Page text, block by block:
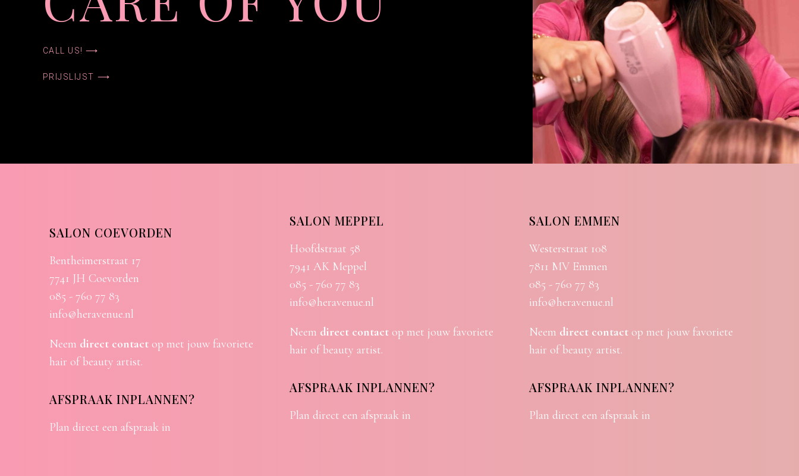
CALL US! ⟶
PRIJSLIJST ⟶
SALON COEVORDEN
Bentheimerstraat 17
7741 JH Coevorden
085 - 760 77 83
info@heravenue.nl
Neem direct contact op met jouw favoriete
hair of beauty artist.
AFSPRAAK INPLANNEN?
Plan direct een afspraak in
SALON MEPPEL
Hoofdstraat 58
7941 AK Meppel
085 - 760 77 83
info@heravenue.nl
Neem direct contactop met jouw favoriete
hair of beauty artist.
AFSPRAAK INPLANNEN?
Plan direct een afspraak in
SALON EMMEN
Westerstraat 108
7811 MV Emmen
085 - 760 77 83
info@heravenue.nl
Neem direct contactop met jouw favoriete
hair of beauty artist.
AFSPRAAK INPLANNEN?
Plan direct een afspraak in